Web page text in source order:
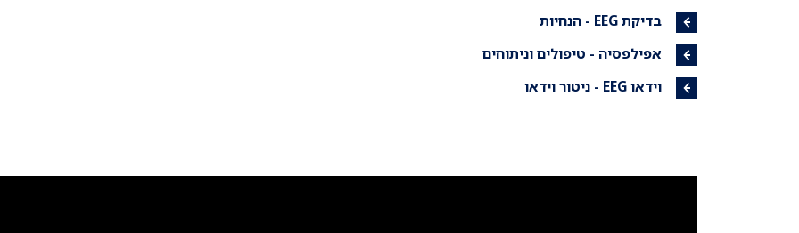
בדיקת EEG - הנחיות
אפילפסיה - טיפולים וניתוחים
וידאו EEG - ניטור וידאו